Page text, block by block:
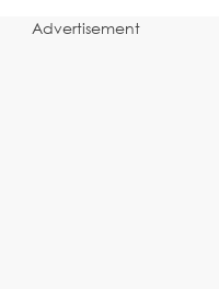
Advertisement